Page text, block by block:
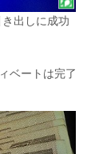
出しに成功
ベートは完了